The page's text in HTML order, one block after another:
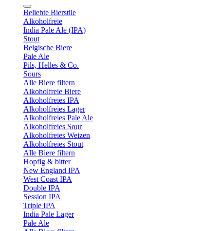
Beliebte Bierstile
Alkoholfreie
India Pale Ale (IPA)
Stout
Belgische Biere
Pale Ale
Pils, Helles & Co.
Sours
Alle Biere filtern
Alkoholfreie Biere
Alkoholfreies IPA
Alkoholfreies Lager
Alkoholfreies Pale Ale
Alkoholfreies Sour
Alkoholfreies Weizen
Alkoholfreies Stout
Alle Biere filtern
Hopfig & bitter
New England IPA
West Coast IPA
Double IPA
Session IPA
Triple IPA
India Pale Lager
Pale Ale